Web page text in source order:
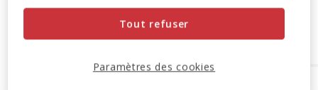
Retrait en magasin
Tout refuser
Paramètres des cookies